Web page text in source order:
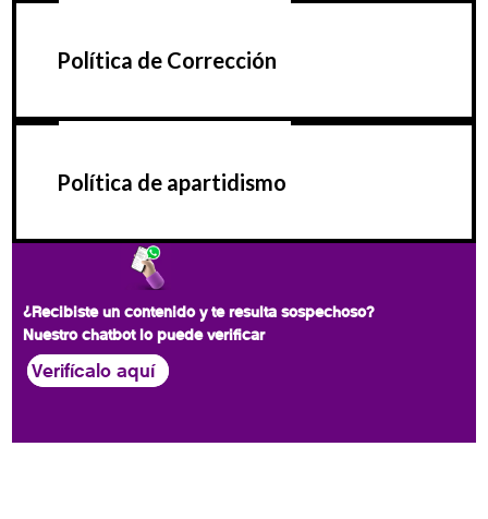
Política de Corrección
Política de apartidismo
¿Recibiste un contenido y te resulta sospechoso?
Nuestro chatbot lo puede verificar
Verifícalo aquí